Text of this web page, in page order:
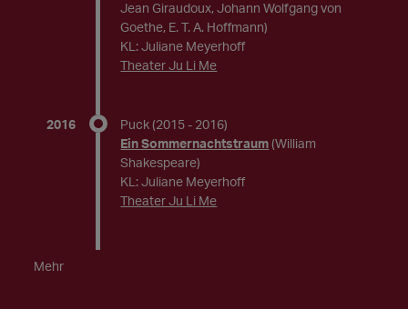
Jean Giraudoux, Johann Wolfgang von
Goethe, E. T. A. Hoffmann)
KL: Juliane Meyerhoff
Theater Ju Li Me
2016 Puck (2015 - 2016)
Ein Sommernachtstraum (William
Shakespeare)
KL: Juliane Meyerhoff
Theater Ju Li Me
Mehr